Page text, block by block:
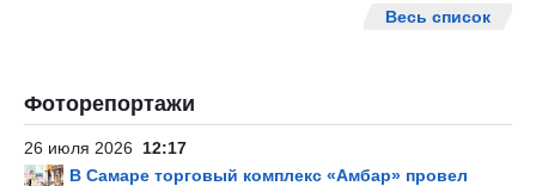
Весь список
Фоторепортажи
26 июля 2026 12:17
В Самаре торговый комплекс «Амбар» провел